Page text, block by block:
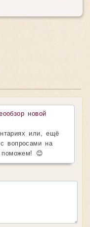
новой
или, ещё
вопросами на
поможем! 😊